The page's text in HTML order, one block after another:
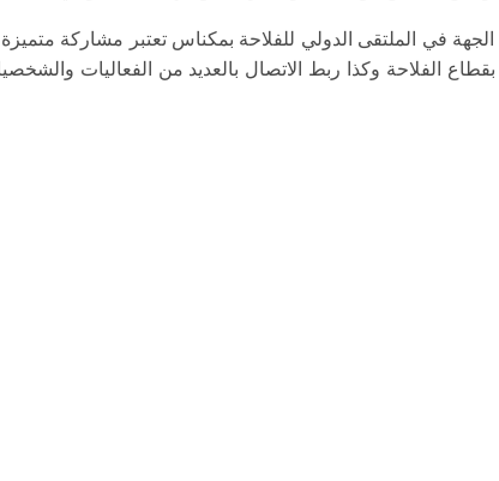
في الملتقى الدولي للفلاحة بمكناس تعتبر مشاركة
بقطاع الفلاحة وكذا ربط الاتصال بالعديد من الفعاليات